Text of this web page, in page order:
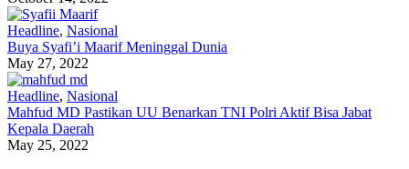
Headline, Nasional
Buya Syafi’i Maarif Meninggal Dunia
May 27, 2022
Headline, Nasional
Mahfud MD Pastikan UU Benarkan TNI Polri Aktif Bisa Jabat
Kepala Daerah
May 25, 2022